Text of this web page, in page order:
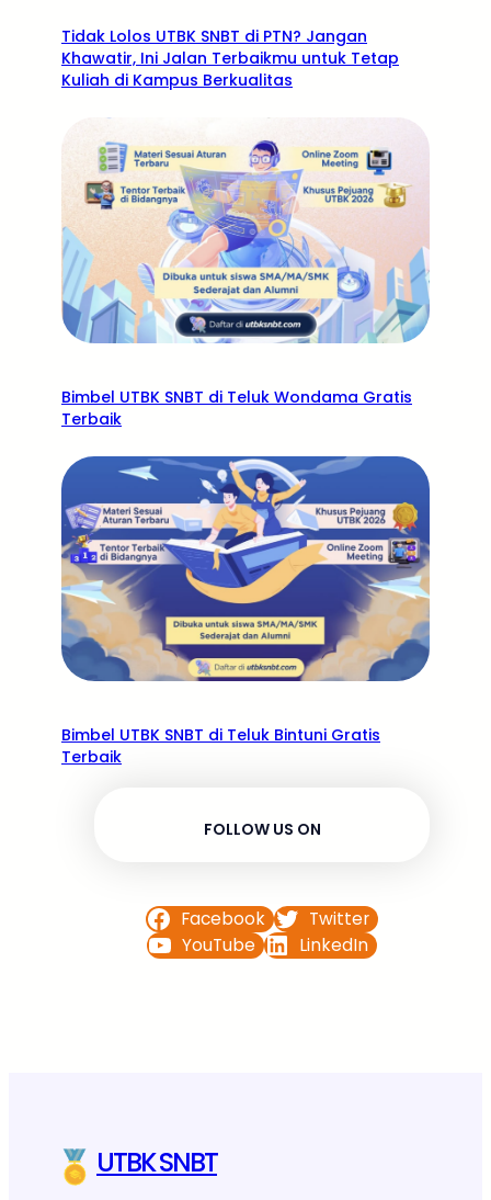
Tidak Lolos UTBK SNBT di PTN? Jangan
Khawatir, Ini Jalan Terbaikmu untuk Tetap
Kuliah di Kampus Berkualitas
Bimbel UTBK SNBT di Teluk Wondama Gratis
Terbaik
Bimbel UTBK SNBT di Teluk Bintuni Gratis
Terbaik
FOLLOW US ON
Facebook
Twitter
YouTube
LinkedIn
UTBK SNBT